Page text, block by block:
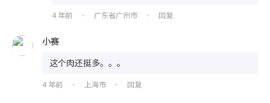
4 年前 • 广东省广州市 • 回复
小赛
这个肉还挺多。。。
4 年前 • 上海市 • 回复